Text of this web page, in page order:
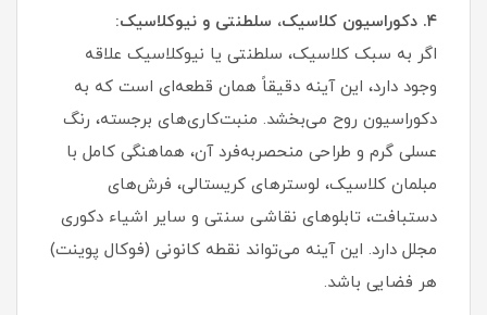
۴. دکوراسیون کلاسیک، سلطنتی و نیوکلاسیک:
اگر به سبک کلاسیک، سلطنتی یا نیوکلاسیک علاقه
وجود دارد، این آینه دقیقاً همان قطعه‌ای است که به
دکوراسیون روح می‌بخشد. منبت‌کاری‌های برجسته، رنگ
عسلی گرم و طراحی منحصربه‌فرد آن، هماهنگی کامل با
مبلمان کلاسیک، لوسترهای کریستالی، فرش‌های
دستبافت، تابلوهای نقاشی سنتی و سایر اشیاء دکوری
مجلل دارد. این آینه می‌تواند نقطه کانونی (فوکال پوینت)
هر فضایی باشد.